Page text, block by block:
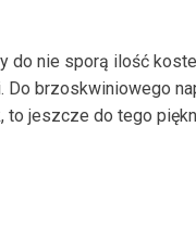
do nie sporą ilość
Do brzoskwiniowego
to jeszcze do tego